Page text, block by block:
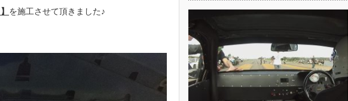
を施工させて頂きました♪